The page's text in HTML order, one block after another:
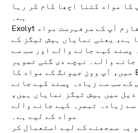
کا مواد کتنا اچھا کام کر رہا
ہے۔
Exolyt کا تجزیاتی پلیٹ فارم آپ کے سرفہرست مواد
ہے، یعنی نمایاں ہیش ٹیگز کے
پسند کیے جانے والے اور سب سے
والے۔ نیچے دی گئی تصویر
میں، آپ وون جیونگ کے مواد کا Exolyt کا تجزیہ
کے سب سے زیادہ پسند کیے جانے
میں ہیش ٹیگز نمایاں ہیں،
سے زیادہ تبصرہ کیے جانے والے
مواد کے لیے ہے۔
یہ سمجھنے کے لیے استعمال کر